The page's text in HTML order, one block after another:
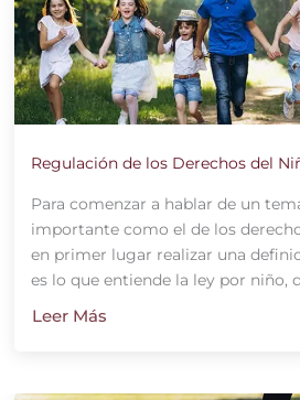
Regulación de los Derechos del
Para comenzar a hablar de un
importante como el de los
en primer lugar realizar una
es lo que entiende la ley por niño,
Leer Más